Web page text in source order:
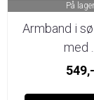
På lager
Armband i
med ...
549,-